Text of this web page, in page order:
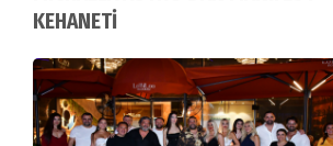
KEHANETİ